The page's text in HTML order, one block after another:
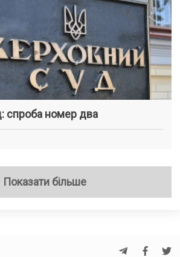
спроба номер два
Показати більше